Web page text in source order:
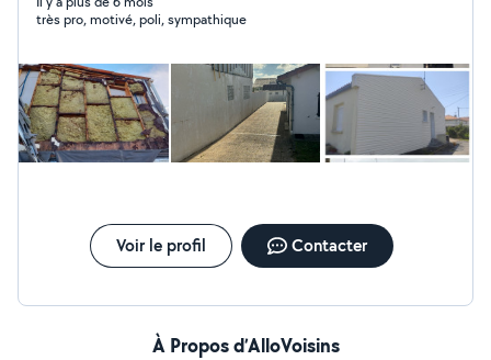
chaque produits sont disponibles. À bientôt pour vos
très pro, motivé, poli, sympathique
Voir le profil Contacter
À Propos d’AlloVoisins